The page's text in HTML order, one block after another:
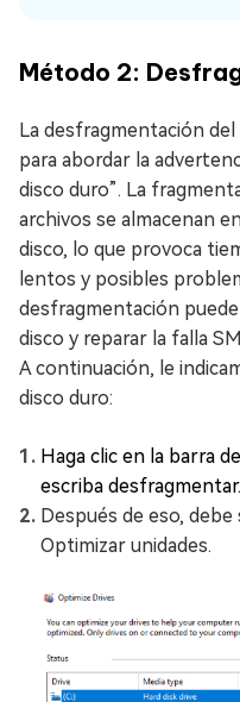
Método 2:
La desfragmentación
para abordar la
disco duro”. La
archivos se almacenan
disco, lo que provoca
lentos y posibles
desfragmentación
disco y reparar la falla
A continuación, le
disco duro:
Haga clic en la barra
escriba desfragmentar.
Después de eso,
Optimizar unidades.